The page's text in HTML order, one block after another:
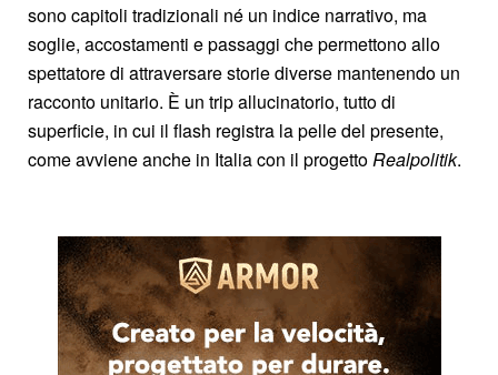
sono capitoli tradizionali né un indice narrativo, ma
soglie, accostamenti e passaggi che permettono allo
spettatore di attraversare storie diverse mantenendo un
racconto unitario. È un trip allucinatorio, tutto di
superficie, in cui il flash registra la pelle del presente,
come avviene anche in Italia con il progettoRealpolitik.